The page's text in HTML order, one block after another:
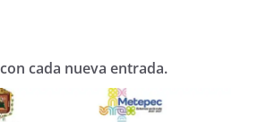
cada nueva entrada.